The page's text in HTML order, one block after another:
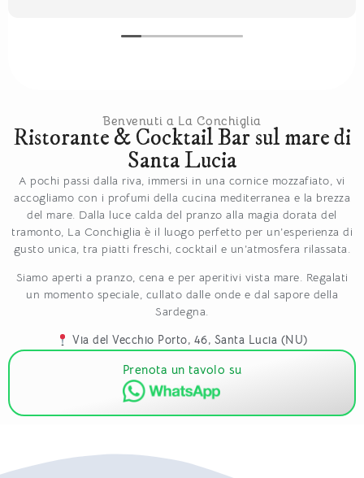
Benvenuti a La Conchiglia
Ristorante & Cocktail Bar sul mare di
Santa Lucia
A pochi passi dalla riva, immersi in una cornice mozzafiato, vi
accogliamo con i profumi della cucina mediterranea e la brezza
del mare. Dalla luce calda del pranzo alla magia dorata del
tramonto, La Conchiglia è il luogo perfetto per un’esperienza di
gusto unica, tra piatti freschi, cocktail e un’atmosfera rilassata.
Siamo aperti a pranzo, cena e per aperitivi vista mare. Regalati
un momento speciale, cullato dalle onde e dal sapore della
Sardegna.
Via del Vecchio Porto, 46, Santa Lucia (NU)
Prenota un tavolo su